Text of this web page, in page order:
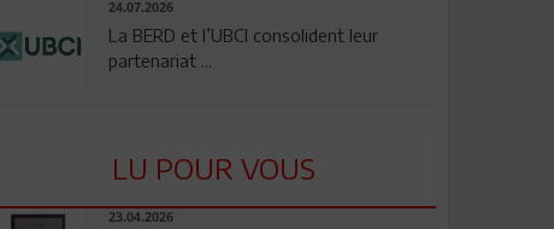
24.07.2026
La BERD et l’UBCI consolident leur
partenariat ...
LU POUR VOUS
23.04.2026